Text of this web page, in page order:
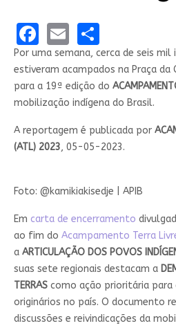
Facebook
EmailShare
Por uma semana, cerca de seis mil
estiveram acampados na Praça da
para a 19ª edição do
mobilização indígena do Brasil.
A reportagem é publicada por
(ATL) 2023, 05-05-2023.
Foto: @kamikiakisedje | APIB
Em carta de encerramento
ao fim do Acampamento Terra
a ARTICULAÇÃO DOS POVOS
suas sete regionais destacam a
TERRAScomo ação prioritária para
originários no país. O documento
discussões e reivindicações da